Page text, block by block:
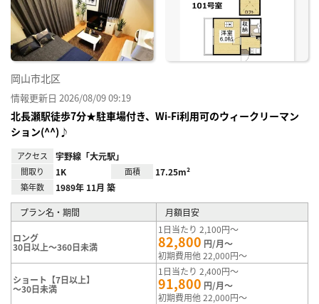
岡山市北区
情報更新日 2026/08/09 09:19
北長瀬駅徒歩7分★駐車場付き、Wi-Fi利用可のウィークリーマン
ション(^^)♪
アクセス 宇野線「大元駅」
間取り 1K 面積 17.25m²
築年数 1989年 11月 築
プラン名・期間 月額目安
ロング
30日以上～360日未満
1日当たり 2,100円～
82,800 円/月～
初期費用他 22,000円～
ショート【7日以上】
～30日未満
1日当たり 2,400円～
91,800 円/月～
初期費用他 22,000円～